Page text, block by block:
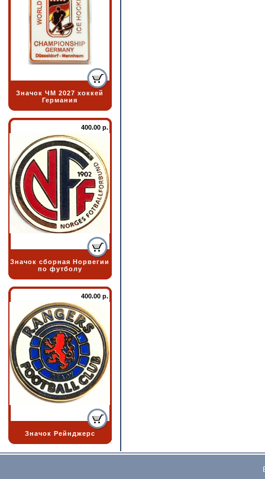
Значок ЧМ 2027 хоккей
Германия
400.00 р.
Значок сборная Норвегии
по футболу
400.00 р.
Значок Рейнджерс